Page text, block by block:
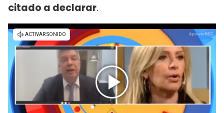
citado a declarar.